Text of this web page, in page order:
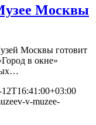
Москвы
Москвы готовит
в окне»
v-muzee-